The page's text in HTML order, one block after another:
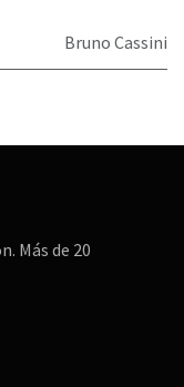
Bruno Cassini
Más de 20